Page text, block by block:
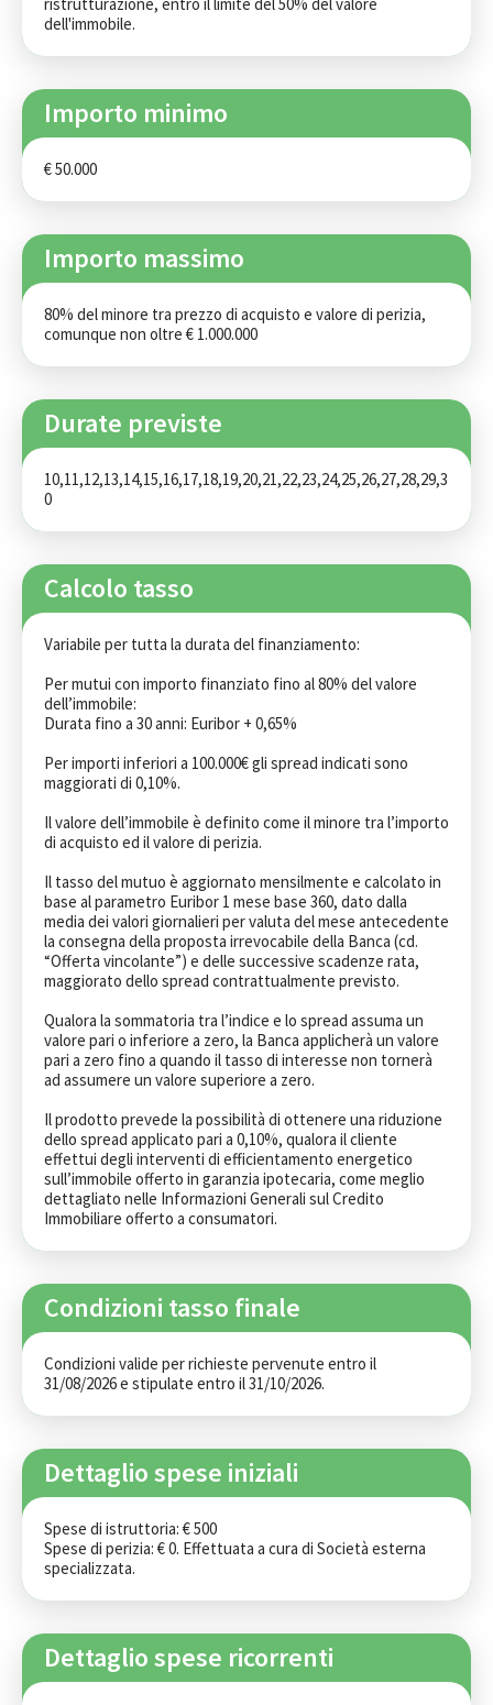
dell'immobile.
Importo minimo
€ 50.000
Importo massimo
80% del minore tra prezzo di acquisto e valore di perizia,
comunque non oltre € 1.000.000
Durate previste
10,11,12,13,14,15,16,17,18,19,20,21,22,23,24,25,26,27,28,29,3
0
Calcolo tasso
Variabile per tutta la durata del finanziamento:
Per mutui con importo finanziato fino al 80% del valore
dell’immobile:
Durata fino a 30 anni: Euribor + 0,65%
Per importi inferiori a 100.000€ gli spread indicati sono
maggiorati di 0,10%.
Il valore dell’immobile è definito come il minore tra l’importo
di acquisto ed il valore di perizia.
Il tasso del mutuo è aggiornato mensilmente e calcolato in
base al parametro Euribor 1 mese base 360, dato dalla
media dei valori giornalieri per valuta del mese antecedente
la consegna della proposta irrevocabile della Banca (cd.
“Offerta vincolante”) e delle successive scadenze rata,
maggiorato dello spread contrattualmente previsto.
Qualora la sommatoria tra l’indice e lo spread assuma un
valore pari o inferiore a zero, la Banca applicherà un valore
pari a zero fino a quando il tasso di interesse non tornerà
ad assumere un valore superiore a zero.
Il prodotto prevede la possibilità di ottenere una riduzione
dello spread applicato pari a 0,10%, qualora il cliente
effettui degli interventi di efficientamento energetico
sull’immobile offerto in garanzia ipotecaria, come meglio
dettagliato nelle Informazioni Generali sul Credito
Immobiliare offerto a consumatori.
Condizioni tasso finale
Condizioni valide per richieste pervenute entro il
31/08/2026 e stipulate entro il 31/10/2026.
Dettaglio spese iniziali
Spese di istruttoria: € 500
Spese di perizia: € 0. Effettuata a cura di Società esterna
specializzata.
Dettaglio spese ricorrenti